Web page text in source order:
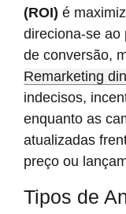
(ROI) é
direciona-se ao
de conversão,
Remarketing
indecisos,
enquanto as
atualizadas
preço ou
Tipos de